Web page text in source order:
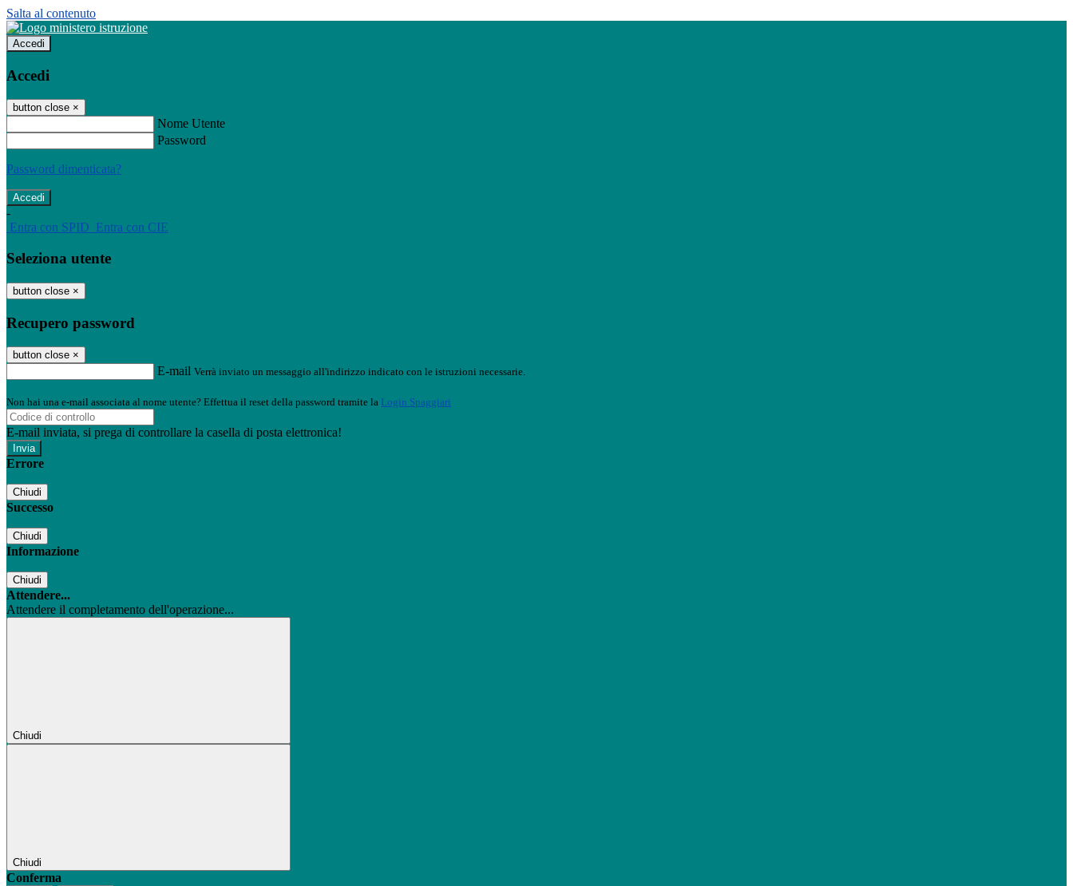
Salta al contenuto
Accedi
Accedi
button close ×
Nome Utente
Password
Password dimenticata?
-
Entra con SPID Entra con CIE
Seleziona utente
button close ×
Recupero password
button close ×
E-mail Verrà inviato un messaggio all'indirizzo indicato con le istruzioni necessarie.
Non hai una e-mail associata al nome utente? Effettua il reset della password tramite la Login Spaggiari
E-mail inviata, si prega di controllare la casella di posta elettronica!
Errore
Chiudi
Successo
Chiudi
Informazione
Chiudi
Attendere...
Attendere il completamento dell'operazione...
Chiudi
Chiudi
Conferma